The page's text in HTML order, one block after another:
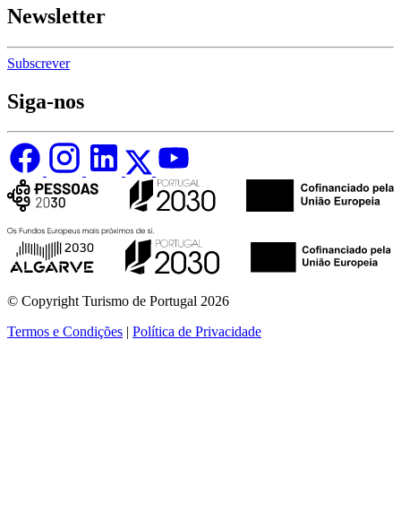
Newsletter
Subscrever
Siga-nos
© Copyright Turismo de Portugal 2026
Termos e Condições | Política de Privacidade